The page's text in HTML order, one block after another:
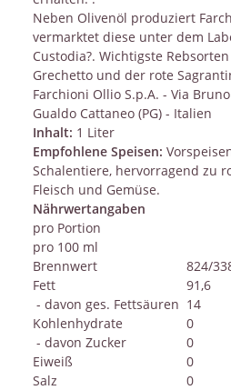
Neben Olivenöl produziert
vermarktet diese unter dem
Custodia?. Wichtigste
Grechetto und der rote
Farchioni Ollio S.p.A. - Via
Gualdo Cattaneo (PG) - Italien
Inhalt: 1 Liter
Empfohlene Speisen:
Schalentiere, hervorragend zu
Fleisch und Gemüse.
Nährwertangaben
pro Portion
pro 100 ml
Brennwert
824/
Fett
91,6
- davon ges. Fettsäuren 14
Kohlenhydrate
0
- davon Zucker
0
Eiweiß
0
Salz
0